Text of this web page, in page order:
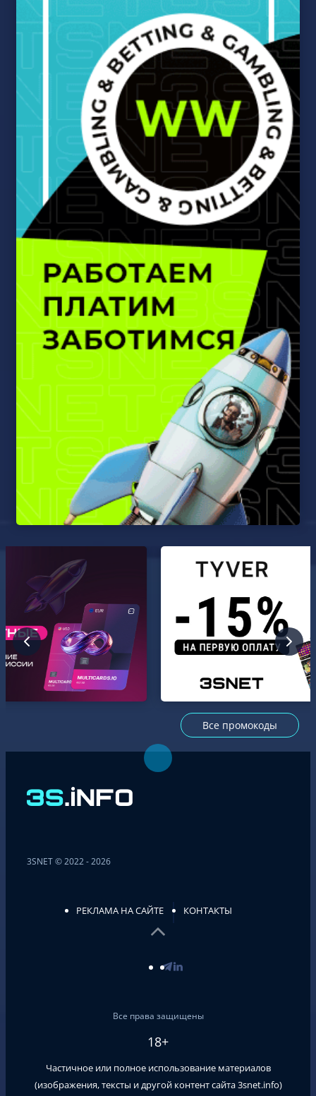
Все промокоды
3SNET © 2022 - 2026
РЕКЛАМА НА САЙТЕ КОНТАКТЫ
Все права защищены
18+
Частичное или полное использование материалов
(изображения, тексты и другой контент сайта3snet.info)